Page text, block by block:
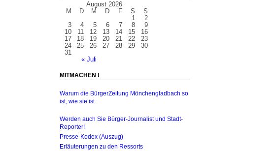
August 2026
M
D M D F S S
« Juli
1
2
3
4 5 6 7 8
9
10
11 12 13 14 15
16
17
18 19 20 21 22
23
24
25 26 27 28 29
30
31
MITMACHEN !
Warum die BürgerZeitung Mönchengladbach so
ist, wie sie ist
Werden auch Sie Bürger-Journalist und Stadt-
Reporter!
Presse-Kodex (Auszug)
Erläuterungen zu den Ressorts